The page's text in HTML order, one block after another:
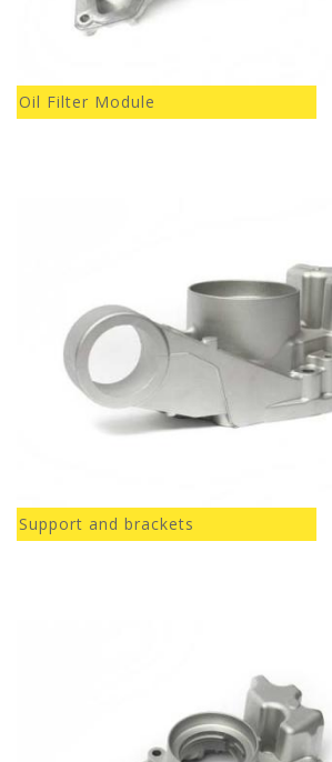
Oil Filter Module
Support and brackets